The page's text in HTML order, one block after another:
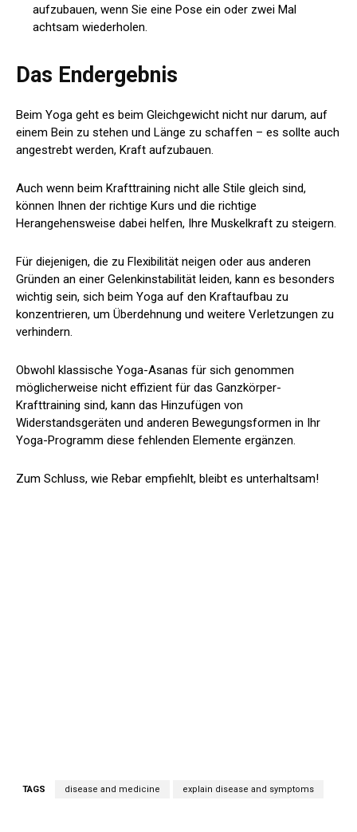
aufzubauen, wenn Sie eine Pose ein oder zwei Mal
achtsam wiederholen.
Das Endergebnis
Beim Yoga geht es beim Gleichgewicht nicht nur darum, auf
einem Bein zu stehen und Länge zu schaffen – es sollte auch
angestrebt werden, Kraft aufzubauen.
Auch wenn beim Krafttraining nicht alle Stile gleich sind,
können Ihnen der richtige Kurs und die richtige
Herangehensweise dabei helfen, Ihre Muskelkraft zu steigern.
Für diejenigen, die zu Flexibilität neigen oder aus anderen
Gründen an einer Gelenkinstabilität leiden, kann es besonders
wichtig sein, sich beim Yoga auf den Kraftaufbau zu
konzentrieren, um Überdehnung und weitere Verletzungen zu
verhindern.
Obwohl klassische Yoga-Asanas für sich genommen
möglicherweise nicht effizient für das Ganzkörper-
Krafttraining sind, kann das Hinzufügen von
Widerstandsgeräten und anderen Bewegungsformen in Ihr
Yoga-Programm diese fehlenden Elemente ergänzen.
Zum Schluss, wie Rebar empfiehlt, bleibt es unterhaltsam!
TAGS disease and medicine explain disease and symptoms